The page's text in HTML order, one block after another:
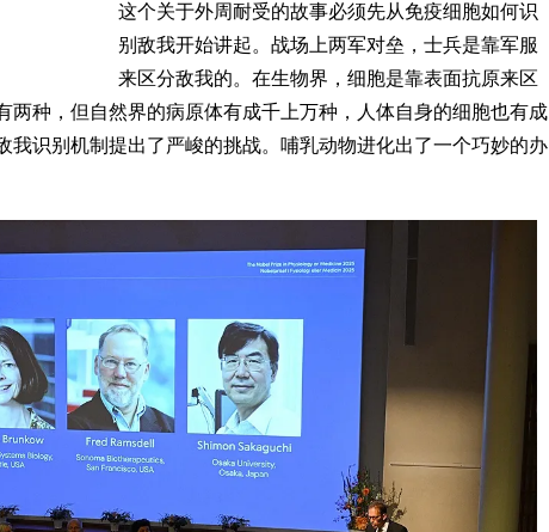
这个关于外周耐受的故事必须先从免疫细胞如何识
别敌我开始讲起。战场上两军对垒，士兵是靠军服
来区分敌我的。在生物界，细胞是靠表面抗原来区
两种，但自然界的病原体有成千上万种，人体自身的细胞也有成
我识别机制提出了严峻的挑战。哺乳动物进化出了一个巧妙的办